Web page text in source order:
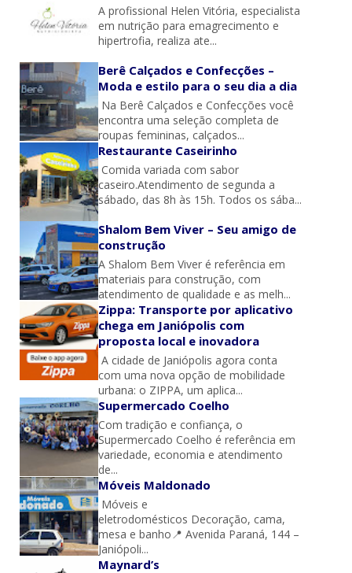
A profissional Helen Vitória, especialista
em nutrição para emagrecimento e
hipertrofia, realiza ate...
Berê Calçados e Confecções –
Moda e estilo para o seu dia a dia
Na Berê Calçados e Confecções você
encontra uma seleção completa de
roupas femininas, calçados...
Restaurante Caseirinho
Comida variada com sabor
caseiro.Atendimento de segunda a
sábado, das 8h às 15h. Todos os sába...
Shalom Bem Viver – Seu amigo de
construção
A Shalom Bem Viver é referência em
materiais para construção, com
atendimento de qualidade e as melh...
Zippa: Transporte por aplicativo
chega em Janiópolis com
proposta local e inovadora
A cidade de Janiópolis agora conta
com uma nova opção de mobilidade
urbana: o ZIPPA, um aplica...
Supermercado Coelho
Com tradição e confiança, o
Supermercado Coelho é referência em
variedade, economia e atendimento
de...
Móveis Maldonado
Móveis e
eletrodomésticos Decoração, cama,
mesa e banho📍 Avenida Paraná, 144 –
Janiópoli...
Maynard’s